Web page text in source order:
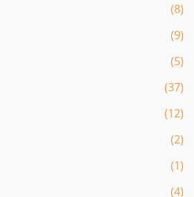
(8)
(9)
(5)
(37)
(12)
(2)
(1)
(4)